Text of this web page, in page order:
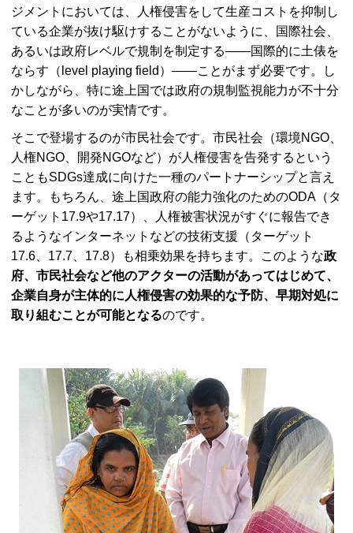
ジメントにおいては、人権侵害をして生産コストを抑制し
ている企業が抜け駆けすることがないように、国際社会、
あるいは政府レベルで規制を制定する――国際的に土俵を
ならす（level playing field）――ことがまず必要です。し
かしながら、特に途上国では政府の規制監視能力が不十分
なことが多いのが実情です。
そこで登場するのが市民社会です。市民社会（環境NGO、
人権NGO、開発NGOなど）が人権侵害を告発するという
こともSDGs達成に向けた一種のパートナーシップと言え
ます。もちろん、途上国政府の能力強化のためのODA（タ
ーゲット17.9や17.17）、人権被害状況がすぐに報告でき
るようなインターネットなどの技術支援（ターゲット
17.6、17.7、17.8）も相乗効果を持ちます。このような政
府、市民社会など他のアクターの活動があってはじめて、
企業自身が主体的に人権侵害の効果的な予防、早期対処に
取り組むことが可能となるのです。